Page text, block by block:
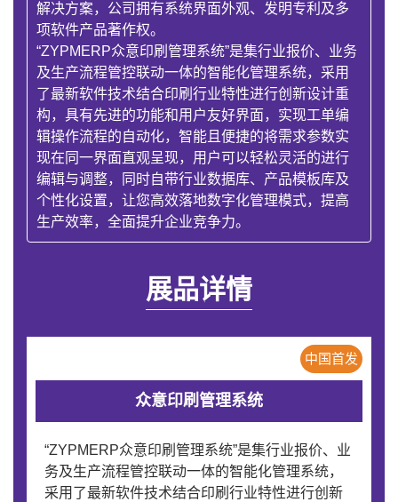
解决方案，公司拥有系统界面外观、发明专利及多
项软件产品著作权。
“ZYPMERP众意印刷管理系统”是集行业报价、业务
及生产流程管控联动一体的智能化管理系统，采用
了最新软件技术结合印刷行业特性进行创新设计重
构，具有先进的功能和用户友好界面，实现工单编
辑操作流程的自动化，智能且便捷的将需求参数实
现在同一界面直观呈现，用户可以轻松灵活的进行
编辑与调整，同时自带行业数据库、产品模板库及
个性化设置，让您高效落地数字化管理模式，提高
生产效率，全面提升企业竞争力。
展品详情
中国首发
众意印刷管理系统
“ZYPMERP众意印刷管理系统”是集行业报价、业
务及生产流程管控联动一体的智能化管理系统，
采用了最新软件技术结合印刷行业特性进行创新